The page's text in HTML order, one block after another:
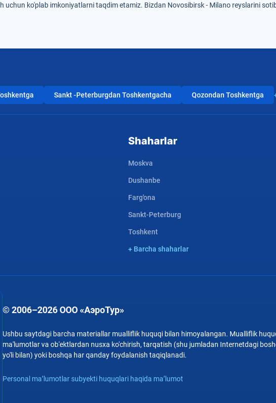
uchun ko'plab imkoniyatlarni taqdim etamiz. Bizdan Novosibirsk - Milano reyslarini
Sankt -Peterburgdan Toshkentgacha Qozondan Toshkentga
Shaharlar
Moskva
Dushanbe
Farg'ona
Sankt-Peterburg
Toshkent
+ Barcha shaharlar
© 2006–2026 ООО «АэроТур»
Ushbu saytdagi barcha materiallar mualliflik huquqi bilan himoyalangan. Mualliflik
ma'lumotlar va ob'ektlardan nusxa ko'chirish, tarqatish (shu jumladan Internetdagi
yo'li bilan) yoki boshqa har qanday foydalanish taqiqlanadi.
Personal ma’lumotlar subyekti huquqlari haqida ma’lumot